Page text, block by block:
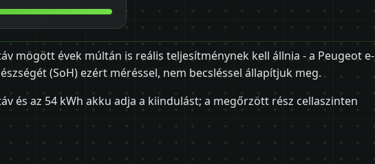
mögött évek múltán is reális teljesítménynek kell állnia - a Peugeot e-
(SoH) ezért méréssel, nem becsléssel állapítjuk meg.
és az 54 kWh akku adja a kiindulást; a megőrzött rész cellaszinten